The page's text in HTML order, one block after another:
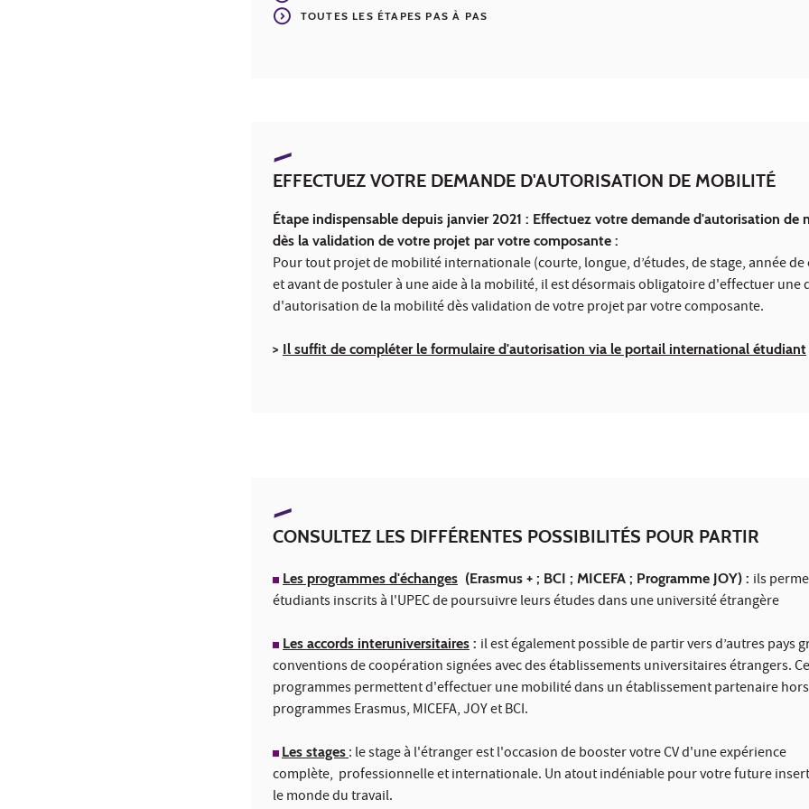
TOUTES LES ÉTAPES PAS À PAS
EFFECTUEZ VOTRE DEMANDE D'AUTORISATION DE MOBILITÉ
Étape indispensable depuis janvier 2021 : Effectuez votre demande d'autorisation de
dès la validation de votre projet par votre composante :
Pour tout projet de mobilité internationale (courte, longue, d’études, de stage, année
et avant de postuler à une aide à la mobilité, il est désormais obligatoire d'effectuer une
d'autorisation de la mobilité dès validation de votre projet par votre composante.
> Il suffit de compléter le formulaire d'autorisation via le portail international étudiant
CONSULTEZ LES DIFFÉRENTES POSSIBILITÉS POUR PARTIR
Les programmes d'échanges (Erasmus + ; BCI ; MICEFA ; Programme JOY) : ils
étudiants inscrits à l'UPEC de poursuivre leurs études dans une université étrangère
Les accords interuniversitaires : il est également possible de partir vers d’autres pays
conventions de coopération signées avec des établissements universitaires étrangers.
programmes permettent d'effectuer une mobilité dans un établissement partenaire hors
programmes Erasmus, MICEFA, JOY et BCI.
Les stages : le stage à l'étranger est l'occasion de booster votre CV d'une expérience
complète, professionnelle et internationale. Un atout indéniable pour votre future
le monde du travail.